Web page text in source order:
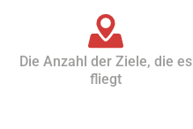
Die Anzahl der Ziele, die es
fliegt